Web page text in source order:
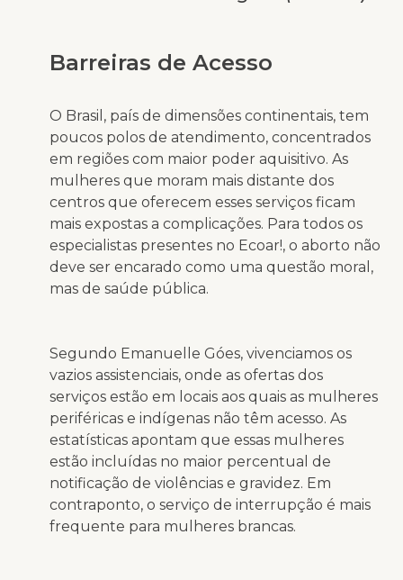
Barreiras de Acesso
O Brasil, país de dimensões continentais, tem
poucos polos de atendimento, concentrados
em regiões com maior poder aquisitivo. As
mulheres que moram mais distante dos
centros que oferecem esses serviços ficam
mais expostas a complicações. Para todos os
especialistas presentes no Ecoar!, o aborto não
deve ser encarado como uma questão moral,
mas de saúde pública.
Segundo Emanuelle Góes, vivenciamos os
vazios assistenciais, onde as ofertas dos
serviços estão em locais aos quais as mulheres
periféricas e indígenas não têm acesso. As
estatísticas apontam que essas mulheres
estão incluídas no maior percentual de
notificação de violências e gravidez. Em
contraponto, o serviço de interrupção é mais
frequente para mulheres brancas.